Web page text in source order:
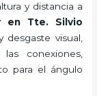
y distancia a
en Tte. Silvio
desgaste visual,
conexiones,
para el ángulo